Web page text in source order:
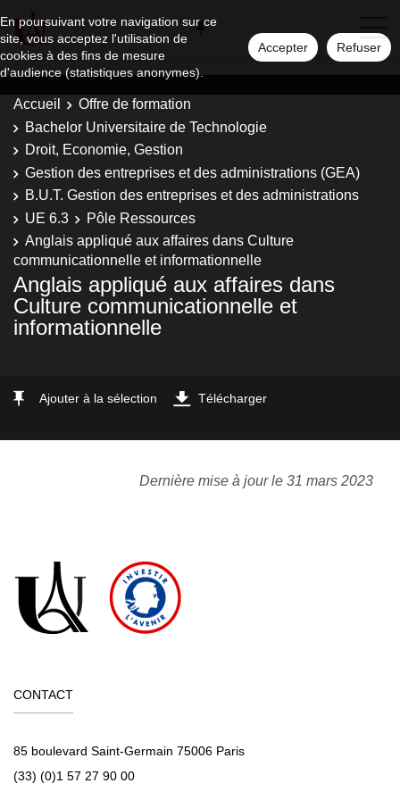
En poursuivant votre navigation sur ce
site, vous acceptez l'utilisation de
cookies à des fins de mesure
d'audience (statistiques anonymes).
Accepter Refuser
Accueil
Offre de formation
Bachelor Universitaire de Technologie
Droit, Economie, Gestion
Gestion des entreprises et des administrations (GEA)
B.U.T. Gestion des entreprises et des administrations
UE 6.3
Pôle Ressources
Anglais appliqué aux affaires dans Culture
communicationnelle et informationnelle
Anglais appliqué aux affaires dans
Culture communicationnelle et
informationnelle
Ajouter à la sélection Télécharger
Dernière mise à jour le 31 mars 2023
CONTACT
85 boulevard Saint-Germain 75006 Paris
(33) (0)1 57 27 90 00